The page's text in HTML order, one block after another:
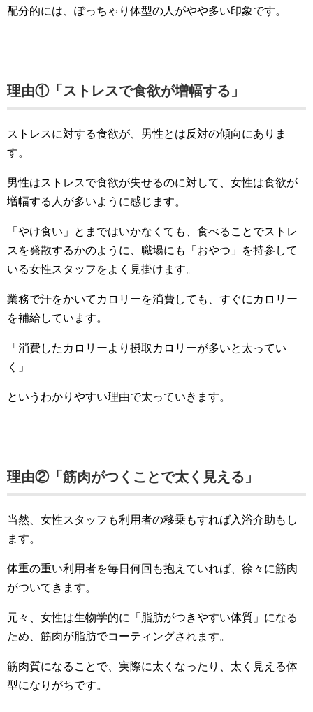
配分的には、ぽっちゃり体型の人がやや多い印象です。
理由①「ストレスで食欲が増幅する」
ストレスに対する食欲が、男性とは反対の傾向にありま
す。
男性はストレスで食欲が失せるのに対して、女性は食欲が
増幅する人が多いように感じます。
「やけ食い」とまではいかなくても、食べることでストレ
スを発散するかのように、職場にも「おやつ」を持参して
いる女性スタッフをよく見掛けます。
業務で汗をかいてカロリーを消費しても、すぐにカロリー
を補給しています。
「消費したカロリーより摂取カロリーが多いと太ってい
く」
というわかりやすい理由で太っていきます。
理由②「筋肉がつくことで太く見える」
当然、女性スタッフも利用者の移乗もすれば入浴介助もし
ます。
体重の重い利用者を毎日何回も抱えていれば、徐々に筋肉
がついてきます。
元々、女性は生物学的に「脂肪がつきやすい体質」になる
ため、筋肉が脂肪でコーティングされます。
筋肉質になることで、実際に太くなったり、太く見える体
型になりがちです。